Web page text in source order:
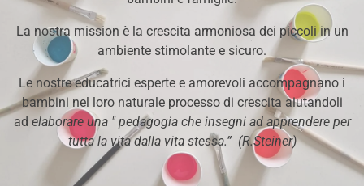
La nostra mission è la crescita armoniosa dei piccoli in un
ambiente stimolante e sicuro.
Le nostre educatrici esperte e amorevoli accompagnano i
bambini nel loro naturale processo di crescita aiutandoli
ad elaborare una " pedagogia che insegni ad apprendere per
tutta la vita dalla vita stessa.” (R.Steiner)